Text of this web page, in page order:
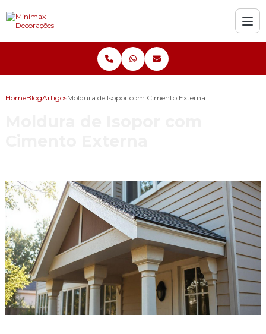
HomeBlogArtigosMoldura de Isopor com Cimento Externa